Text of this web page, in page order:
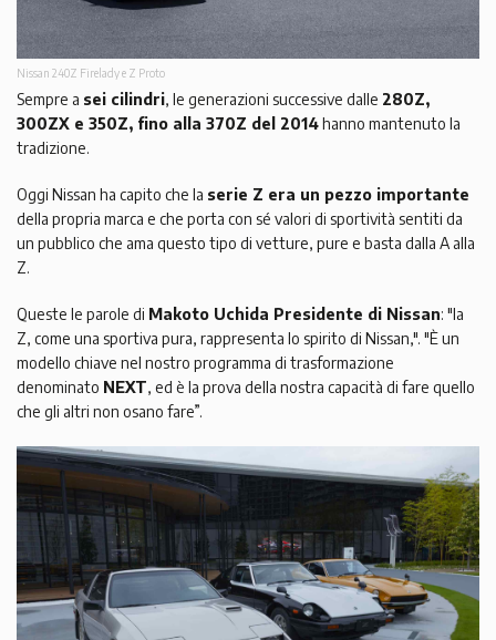
Nissan 240Z Firelady e Z Proto
Sempre a sei cilindri, le generazioni successive dalle 280Z,
300ZX e 350Z, fino alla 370Z del 2014 hanno mantenuto la
tradizione.
Oggi Nissan ha capito che la serie Z era un pezzo importante
della propria marca e che porta con sé valori di sportività sentiti da
un pubblico che ama questo tipo di vetture, pure e basta dalla A alla
Z.
Queste le parole di Makoto Uchida Presidente di Nissan: "la
Z, come una sportiva pura, rappresenta lo spirito di Nissan,". "È un
modello chiave nel nostro programma di trasformazione
denominato NEXT, ed è la prova della nostra capacità di fare quello
che gli altri non osano fare”.